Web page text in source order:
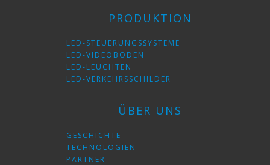
PRODUKTION
LED-STEUERUNGSSYSTEME
LED-VIDEOBODEN
LED-LEUCHTEN
LED-VERKEHRSSCHILDER
ÜBER UNS
GESCHICHTE
TECHNOLOGIEN
PARTNER